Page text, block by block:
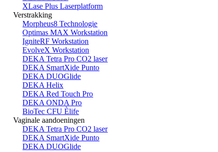
XLase Plus Laserplatform
Verstrakking
Morpheus8 Technologie
Optimas MAX Workstation
IgniteRF Workstation
EvolveX Workstation
DEKA Tetra Pro CO2 laser
DEKA SmartXide Punto
DEKA DUOGlide
DEKA Helix
DEKA Red Touch Pro
DEKA ONDA Pro
BioTec CFU Èlife
Vaginale aandoeningen
DEKA Tetra Pro CO2 laser
DEKA SmartXide Punto
DEKA DUOGlide